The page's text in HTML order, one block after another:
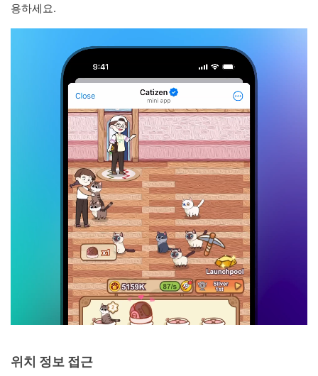
용하세요.
위치 정보 접근